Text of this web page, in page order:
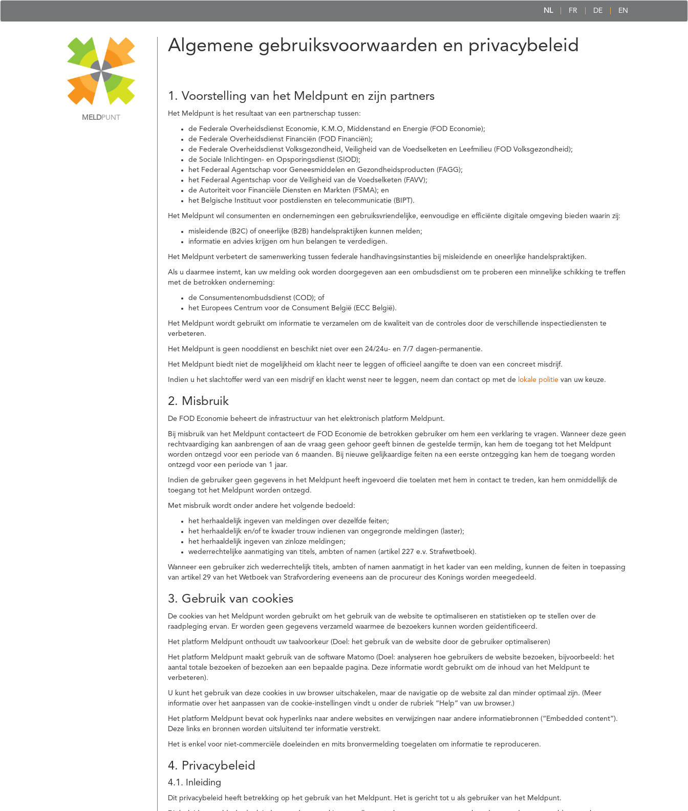
NL FR DE EN
MELDPUNT
Algemene gebruiksvoorwaarden en privacybeleid
1. Voorstelling van het Meldpunt en zijn partners
Het Meldpunt is het resultaat van een partnerschap tussen:
de Federale Overheidsdienst Economie, K.M.O, Middenstand en Energie (FOD Economie);
de Federale Overheidsdienst Financiën (FOD Financiën);
de Federale Overheidsdienst Volksgezondheid, Veiligheid van de Voedselketen en Leefmilieu (FOD Volksgezondheid);
de Sociale Inlichtingen- en Opsporingsdienst (SIOD);
het Federaal Agentschap voor Geneesmiddelen en Gezondheidsproducten (FAGG);
het Federaal Agentschap voor de Veiligheid van de Voedselketen (FAVV);
de Autoriteit voor Financiële Diensten en Markten (FSMA); en
het Belgische Instituut voor postdiensten en telecommunicatie (BIPT).
Het Meldpunt wil consumenten en ondernemingen een gebruiksvriendelijke, eenvoudige en efficiënte digitale omgeving bieden waarin zij:
misleidende (B2C) of oneerlijke (B2B) handelspraktijken kunnen melden;
informatie en advies krijgen om hun belangen te verdedigen.
Het Meldpunt verbetert de samenwerking tussen federale handhavingsinstanties bij misleidende en oneerlijke handelspraktijken.
Als u daarmee instemt, kan uw melding ook worden doorgegeven aan een ombudsdienst om te proberen een minnelijke schikking te treffen
met de betrokken onderneming:
de Consumentenombudsdienst (COD); of
het Europees Centrum voor de Consument België (ECC België).
Het Meldpunt wordt gebruikt om informatie te verzamelen om de kwaliteit van de controles door de verschillende inspectiediensten te
verbeteren.
Het Meldpunt is geen nooddienst en beschikt niet over een 24/24u- en 7/7 dagen-permanentie.
Het Meldpunt biedt niet de mogelijkheid om klacht neer te leggen of officieel aangifte te doen van een concreet misdrijf.
Indien u het slachtoffer werd van een misdrijf en klacht wenst neer te leggen, neem dan contact op met de lokale politie van uw keuze.
2. Misbruik
De FOD Economie beheert de infrastructuur van het elektronisch platform Meldpunt.
Bij misbruik van het Meldpunt contacteert de FOD Economie de betrokken gebruiker om hem een verklaring te vragen. Wanneer deze geen
rechtvaardiging kan aanbrengen of aan de vraag geen gehoor geeft binnen de gestelde termijn, kan hem de toegang tot het Meldpunt
worden ontzegd voor een periode van 6 maanden. Bij nieuwe gelijkaardige feiten na een eerste ontzegging kan hem de toegang worden
ontzegd voor een periode van 1 jaar.
Indien de gebruiker geen gegevens in het Meldpunt heeft ingevoerd die toelaten met hem in contact te treden, kan hem onmiddellijk de
toegang tot het Meldpunt worden ontzegd.
Met misbruik wordt onder andere het volgende bedoeld:
het herhaaldelijk ingeven van meldingen over dezelfde feiten;
het herhaaldelijk en/of te kwader trouw indienen van ongegronde meldingen (laster);
het herhaaldelijk ingeven van zinloze meldingen;
wederrechtelijke aanmatiging van titels, ambten of namen (artikel 227 e.v. Strafwetboek).
Wanneer een gebruiker zich wederrechtelijk titels, ambten of namen aanmatigt in het kader van een melding, kunnen de feiten in toepassing
van artikel 29 van het Wetboek van Strafvordering eveneens aan de procureur des Konings worden meegedeeld.
3. Gebruik van cookies
De cookies van het Meldpunt worden gebruikt om het gebruik van de website te optimaliseren en statistieken op te stellen over de
raadpleging ervan. Er worden geen gegevens verzameld waarmee de bezoekers kunnen worden geïdentificeerd.
Het platform Meldpunt onthoudt uw taalvoorkeur (Doel: het gebruik van de website door de gebruiker optimaliseren)
Het platform Meldpunt maakt gebruik van de software Matomo (Doel: analyseren hoe gebruikers de website bezoeken, bijvoorbeeld: het
aantal totale bezoeken of bezoeken aan een bepaalde pagina. Deze informatie wordt gebruikt om de inhoud van het Meldpunt te
verbeteren).
U kunt het gebruik van deze cookies in uw browser uitschakelen, maar de navigatie op de website zal dan minder optimaal zijn. (Meer
informatie over het aanpassen van de cookie-instellingen vindt u onder de rubriek “Help” van uw browser.)
Het platform Meldpunt bevat ook hyperlinks naar andere websites en verwijzingen naar andere informatiebronnen (“Embedded content”).
Deze links en bronnen worden uitsluitend ter informatie verstrekt.
Het is enkel voor niet-commerciële doeleinden en mits bronvermelding toegelaten om informatie te reproduceren.
4. Privacybeleid
4.1. Inleiding
Dit privacybeleid heeft betrekking op het gebruik van het Meldpunt. Het is gericht tot u als gebruiker van het Meldpunt.